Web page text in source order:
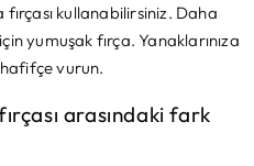
kullanabilirsiniz. Daha
yumuşak fırça. Yanaklarınıza
vurun.
arasındaki fark